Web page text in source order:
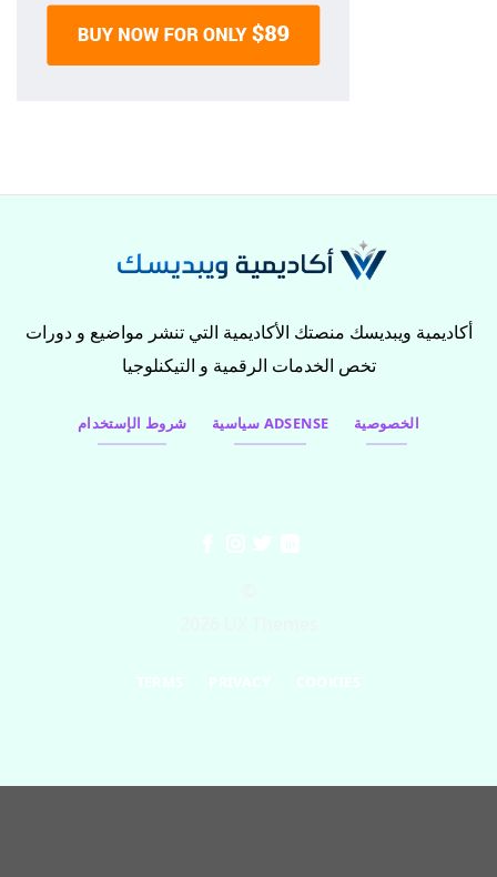
أكاديمية ويبديسك منصتك الأكاديمية التي تنشر مواضيع و دورات
تخص الخدمات الرقمية و التيكنلوجيا
شروط الإستخدام سياسية ADSENSE الخصوصية
TERMS PRIVACY COOKIES